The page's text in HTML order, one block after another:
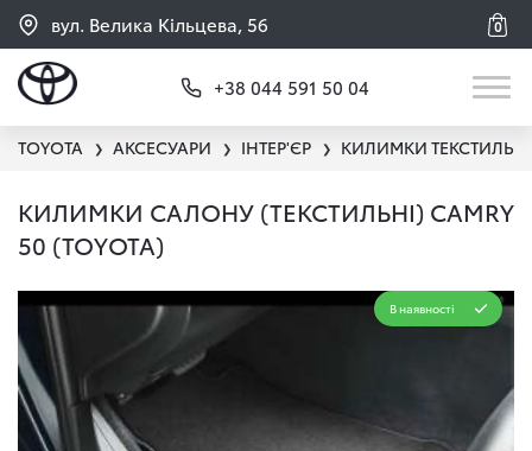
вул. Велика Кільцева, 56 0
+38 044 591 50 04
TOYOTA ❯ АКСЕСУАРИ ❯ ІНТЕР'ЄР ❯ КИЛИМКИ ТЕКСТИЛЬНІ
КИЛИМКИ САЛОНУ (ТЕКСТИЛЬНІ) CAMRY
50 (TOYOTA)
В наявності